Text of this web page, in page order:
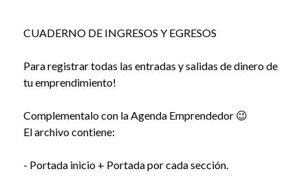
CUADERNO DE INGRESOS Y EGRESOS
Para registrar todas las entradas y salidas de dinero de
tu emprendimiento!
Complementalo con la Agenda Emprendedor 😉
El archivo contiene:
- Portada inicio + Portada por cada sección.